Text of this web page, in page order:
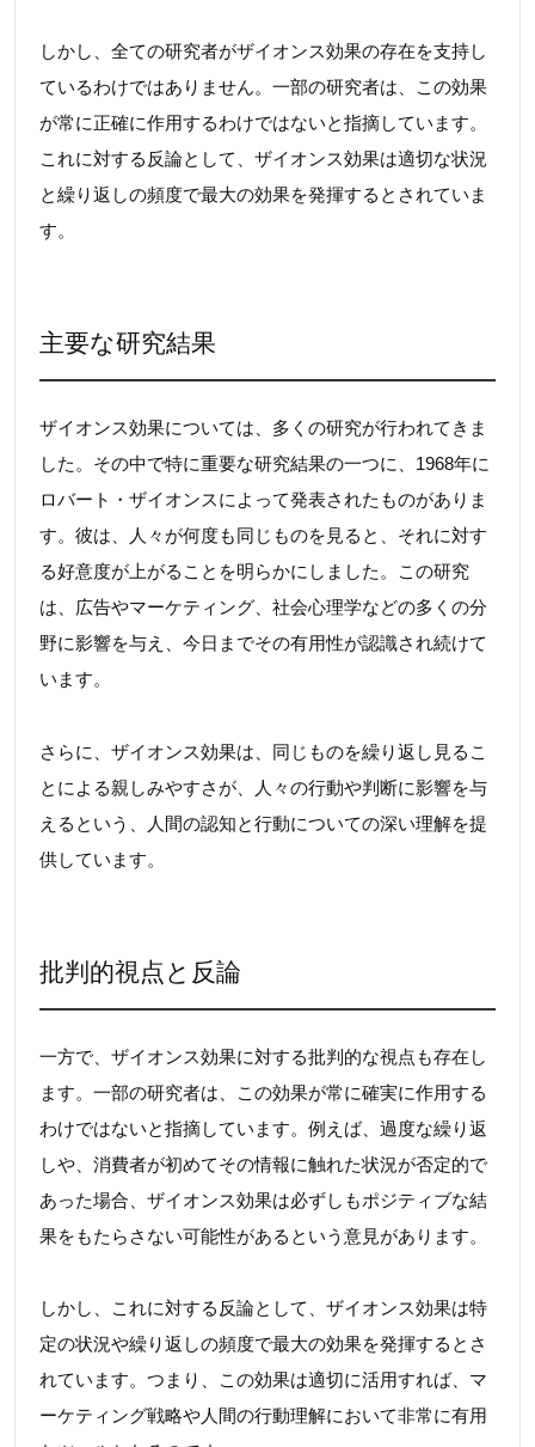
しかし、全ての研究者がザイオンス効果の存在を支持し
ているわけではありません。一部の研究者は、この効果
が常に正確に作用するわけではないと指摘しています。
これに対する反論として、ザイオンス効果は適切な状況
と繰り返しの頻度で最大の効果を発揮するとされていま
す。
主要な研究結果
ザイオンス効果については、多くの研究が行われてきま
した。その中で特に重要な研究結果の一つに、1968年に
ロバート・ザイオンスによって発表されたものがありま
す。彼は、人々が何度も同じものを見ると、それに対す
る好意度が上がることを明らかにしました。この研究
は、広告やマーケティング、社会心理学などの多くの分
野に影響を与え、今日までその有用性が認識され続けて
います。
さらに、ザイオンス効果は、同じものを繰り返し見るこ
とによる親しみやすさが、人々の行動や判断に影響を与
えるという、人間の認知と行動についての深い理解を提
供しています。
批判的視点と反論
一方で、ザイオンス効果に対する批判的な視点も存在し
ます。一部の研究者は、この効果が常に確実に作用する
わけではないと指摘しています。例えば、過度な繰り返
しや、消費者が初めてその情報に触れた状況が否定的で
あった場合、ザイオンス効果は必ずしもポジティブな結
果をもたらさない可能性があるという意見があります。
しかし、これに対する反論として、ザイオンス効果は特
定の状況や繰り返しの頻度で最大の効果を発揮するとさ
れています。つまり、この効果は適切に活用すれば、マ
ーケティング戦略や人間の行動理解において非常に有用